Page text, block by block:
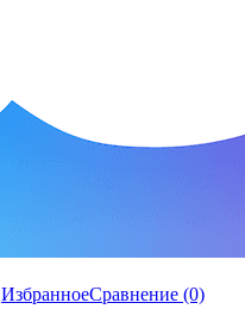
ИзбранноеСравнение (0)